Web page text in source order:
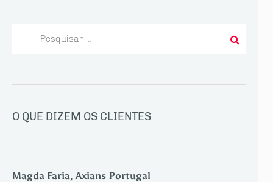
O QUE DIZEM OS CLIENTES
Magda Faria, Axians Portugal